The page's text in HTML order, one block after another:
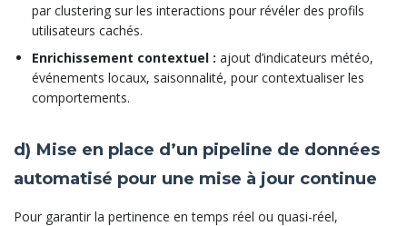
par clustering sur les interactions pour révéler des profils
utilisateurs cachés.
Enrichissement contextuel : ajout d’indicateurs météo,
événements locaux, saisonnalité, pour contextualiser les
comportements.
d) Mise en place d’un pipeline de données
automatisé pour une mise à jour continue
Pour garantir la pertinence en temps réel ou quasi-réel,